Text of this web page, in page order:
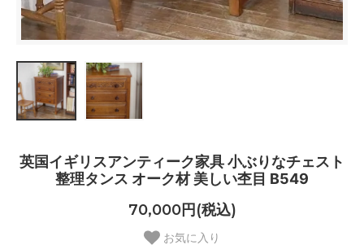
英国イギリスアンティーク家具 小ぶりなチェスト
整理タンス オーク材 美しい杢目 B549
70,000円(税込)
お気に入り